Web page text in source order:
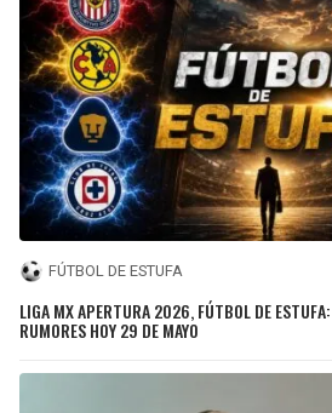
FÚTBOL DE ESTUFA
LIGA MX APERTURA 2026, FÚTBOL DE
RUMORES HOY 29 DE MAYO